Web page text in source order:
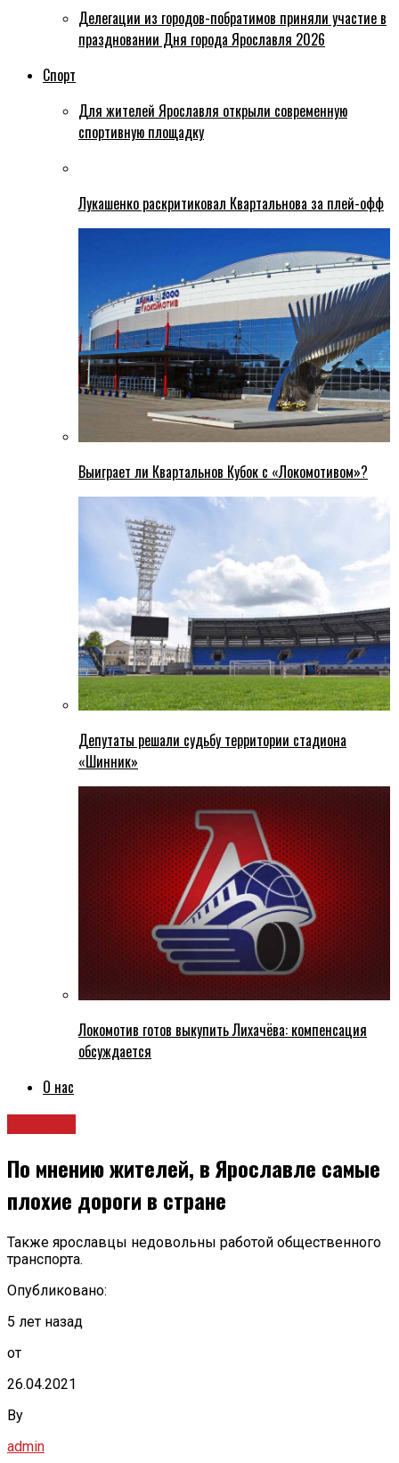
Делегации из городов-побратимов приняли участие в
праздновании Дня города Ярославля 2026
Спорт
Для жителей Ярославля открыли современную
спортивную площадку
Лукашенко раскритиковал Квартальнова за плей-офф
Выиграет ли Квартальнов Кубок с «Локомотивом»?
Депутаты решали судьбу территории стадиона
«Шинник»
Локомотив готов выкупить Лихачёва: компенсация
обсуждается
О нас
По мнению жителей, в Ярославле самые
плохие дороги в стране
Также ярославцы недовольны работой общественного
транспорта.
Опубликовано:
5 лет назад
от
26.04.2021
By
admin